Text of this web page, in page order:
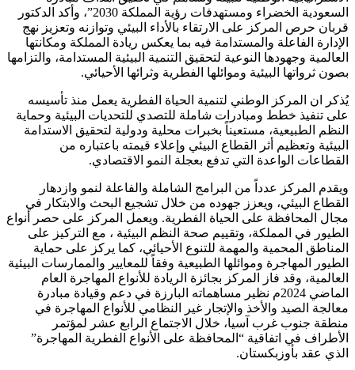
السعودية الخضراء ومستهدفات رؤية المملكة 2030”، وأكد الدكتور
قربان حرص المركز على الارتقاء بالأداء البيئي وتوازنه وتعزيز نهج
الإدارة الفاعلة والمستدامة فيه بما يعكس ريادة المملكة ومكانتها
العالمية وجهودها النوعية لتحقيق التنمية البيئية المستدامة، والتزامها
بصون ثرواتها البيئية وموائلها الفطرية وثرائها الأحيائي.
يُذكر ان المركز الوطني لتنمية الحياة الفطرية يعمل منذ تأسيسه
على تنفيذ خطط ومبادرات شاملة للتصدي للتحديات البيئية وحماية
النظم الطبيعية، مستعيناً بخبرات محلية ودولية لتحقيق الاستدامة
البيئية وتعظيم أثر القطاع البيئي وإعلاء قيمته باعتباره من
القطاعات الواعدة التي تدفع بعجلة النمو الاقتصادي.
ويقدم المركز عدداً من البرامج الشاملة والفاعلة لنمو وازدهار
القطاع البيئي، ويعزز جهوده من خلال تشجيع البحث والابتكار في
مجال المحافظة على الحياة الفطرية. ويعمل المركز على حصر أنواع
الطيور في المملكة، وتقييم صحة النظم البيئية ، مع التركيز على
المناطق المحمية والمهمة للتنوع الأحيائي، كما يركز على حماية
الطيور المهاجرة وموائلها الطبيعية وفقاً للمعايير والممارسات البيئية
العالمية، وقد فاز المركز بجائزة الريادة للأنواع المهاجرة العام
الماضي 2024م نظير مساهماته البارزة في دعم وقيادة مبادرة
معالجة الصيد والأخذ والإتجار غير النظامي للأنواع المهاجرة في
منطقة جنوب غرب آسيا، خلال الاجتماع الرابع عشر لمؤتمر
الأطراف في اتفاقية “المحافظة على الأنواع الفطرية المهاجرة”
الذي عقد بأوزبكستان.